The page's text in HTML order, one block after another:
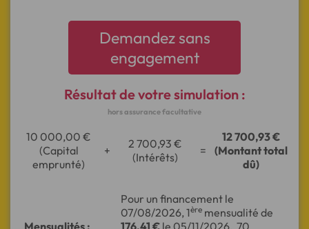
Demandez sans
engagement
Résultat de votre simulation :
hors assurance facultative
10 000,00 €
(Capital
emprunté)
+
2 700,93 €
(Intérêts)
=
12 700,93 €
(Montant total
dû)
Mensualités :
Pour un financement le
07/08/2026, 1ère mensualité de
176,41 € le 05/11/2026, 70